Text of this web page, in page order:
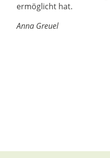
ermöglicht hat.
Anna Greuel